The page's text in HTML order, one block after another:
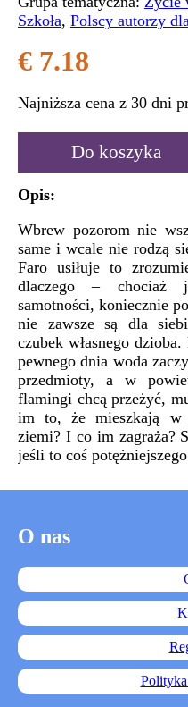
Szkoła, Polscy autorzy
€ 7.18
Najniższa cena z 30 dni
Do koszyka
Opis:
Wbrew pozorom nie
same i wcale nie rodzą
Faro usiłuje to
dlaczego – chociaż
samotności, koniecznie
nie zawsze są dla
czubek własnego
pewnego dnia woda
przedmioty, a w
flamingi chcą przeżyć,
im to, że mieszkają w
ziemi? I co im zagraża?
jeśli to coś
O nas